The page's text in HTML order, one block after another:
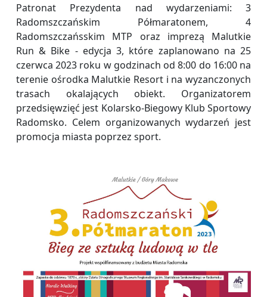
Patronat Prezydenta nad wydarzeniami: 3
Radomszczańskim Półmaratonem, 4
Radomszczańsskim MTP oraz imprezą Malutkie
Run & Bike - edycja 3, które zaplanowano na 25
czerwca 2023 roku w godzinach od 8:00 do 16:00 na
terenie ośrodka Malutkie Resort i na wyzanczonych
trasach okalających obiekt. Organizatorem
przedsięwzięć jest Kolarsko-Biegowy Klub Sportowy
Radomsko. Celem organizowanych wydarzeń jest
promocja miasta poprzez sport.